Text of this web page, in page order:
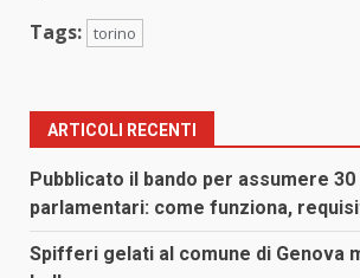
Tags: torino
ARTICOLI RECENTI
Pubblicato il bando per assumere
parlamentari: come funziona,
Spifferi gelati al comune di Genova